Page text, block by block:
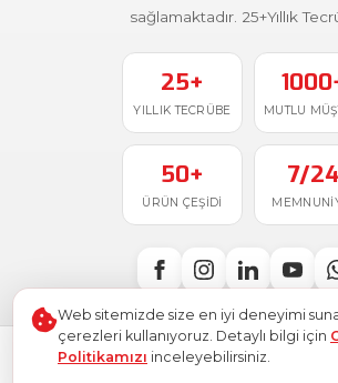
sağlamaktadır. 25+Yıllık
25+
YILLIK TECRÜBE MUTLU
50+
ÜRÜN ÇEŞIDI
7/24
. Tüm
Türkiye'de ile üretildi
Web sitemizde size en iyi deneyimi
çerezleri kullanıyoruz. Detaylı bilgi için
Politikamızı inceleyebilirsiniz.